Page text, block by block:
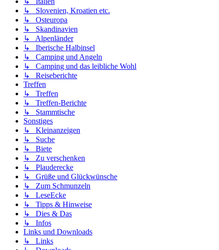
↳ Slovenien, Kroatien etc.
↳ Osteuropa
↳ Skandinavien
↳ Alpenländer
↳ Iberische Halbinsel
↳ Camping und Angeln
↳ Camping und das leibliche Wohl
↳ Reiseberichte
Treffen
↳ Treffen
↳ Treffen-Berichte
↳ Stammtische
Sonstiges
↳ Kleinanzeigen
↳ Suche
↳ Biete
↳ Zu verschenken
↳ Plauderecke
↳ Grüße und Glückwünsche
↳ Zum Schmunzeln
↳ LeseEcke
↳ Tipps & Hinweise
↳ Dies & Das
↳ Infos
Links und Downloads
↳ Links